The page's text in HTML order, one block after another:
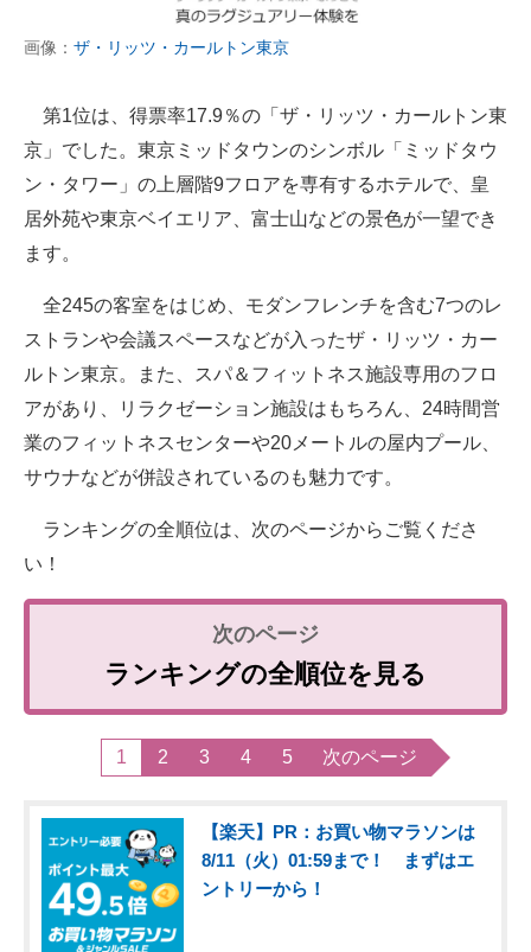
画像： ザ・リッツ・カールトン東京
第1位は、得票率17.9％の「ザ・リッツ・カールトン東
京」でした。東京ミッドタウンのシンボル「ミッドタウ
ン・タワー」の上層階9フロアを専有するホテルで、皇
居外苑や東京ベイエリア、富士山などの景色が一望でき
ます。
全245の客室をはじめ、モダンフレンチを含む7つのレ
ストランや会議スペースなどが入ったザ・リッツ・カー
ルトン東京。また、スパ＆フィットネス施設専用のフロ
アがあり、リラクゼーション施設はもちろん、24時間営
業のフィットネスセンターや20メートルの屋内プール、
サウナなどが併設されているのも魅力です。
ランキングの全順位は、次のページからご覧くださ
い！
ランキングの全順位を見る
1 2 3 4 5 次のページ
【楽天】PR：お買い物マラソンは
8/11（火）01:59まで！ まずはエ
ントリーから！